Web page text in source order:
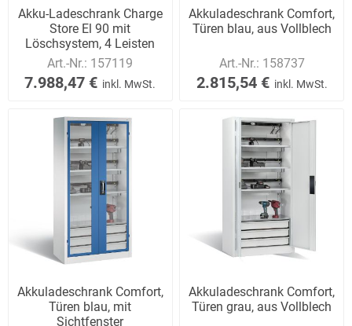
Akku-Ladeschrank Charge
Store El 90 mit
Löschsystem, 4 Leisten
Art.-Nr.: 157119
7.988,47 € inkl. MwSt.
Akkuladeschrank Comfort,
Türen blau, aus Vollblech
Art.-Nr.: 158737
2.815,54 € inkl. MwSt.
Akkuladeschrank Comfort,
Türen blau, mit
Sichtfenster
Akkuladeschrank Comfort,
Türen grau, aus Vollblech